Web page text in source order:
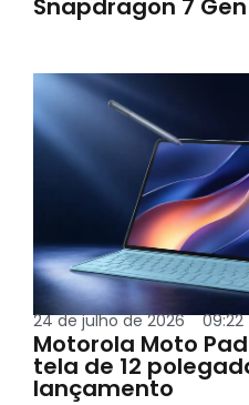
24 de julho de 2026 09:22
Motorola Moto
tela de 12
lançamento